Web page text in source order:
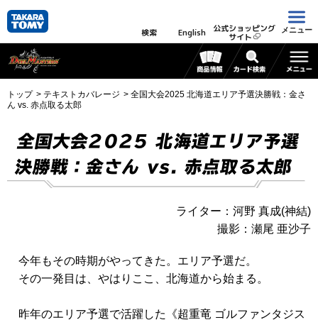
検索 English 公式ショッピング
サイト
メニュー
トップ テキストカバレージ
全国大会2025 北海道エリア予選決勝戦：金さ
ん vs. 赤点取る太郎
全国大会2025 北海道エリア予選
決勝戦：金さん vs. 赤点取る太郎
ライター：河野 真成(神結)
撮影：瀬尾 亜沙子
今年もその時期がやってきた。エリア予選だ。
その一発目は、やはりここ、北海道から始まる。
昨年のエリア予選で活躍した
《超重竜 ゴルファンタジス